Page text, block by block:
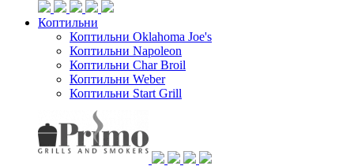
Коптильни
Коптильни Oklahoma Joe's
Коптильни Napoleon
Коптильни Char Broil
Коптильни Weber
Коптильни Start Grill